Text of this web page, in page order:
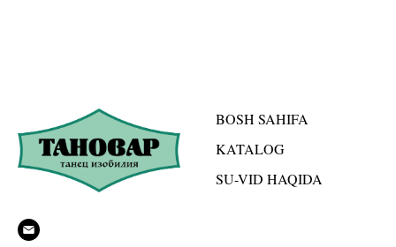
BOSH SAHIFA
KATALOG
SU-VID HAQIDA